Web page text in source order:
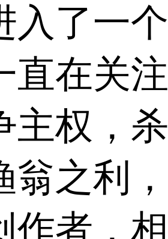
入了一
直在关
主权，
翁之利
作者，